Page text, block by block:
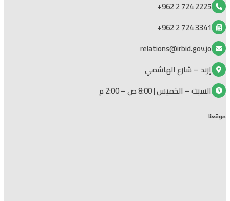
2225 724 2 962+
3341 724 2 962+
relations@irbid.gov.jo
إربد – شارع الهاشمي
السبت – الخميس | 8:00 ص – 2:00 م
موقعنا